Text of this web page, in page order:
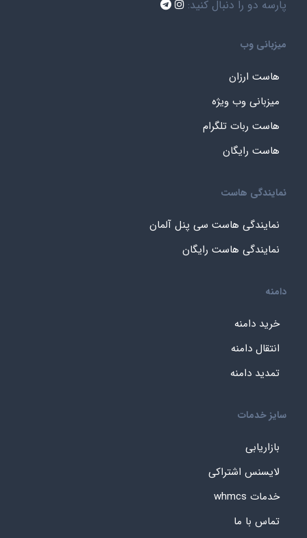
پارسه دو را دنبال کنید:
میزبانی وب
هاست ارزان
میزبانی وب ویژه
هاست ربات تلگرام
هاست رایگان
نمایندگی هاست
نمایندگی هاست سی پنل آلمان
نمایندگی هاست رایگان
دامنه
خرید دامنه
انتقال دامنه
تمدید دامنه
سایز خدمات
بازاریابی
لایسنس اشتراکی
خدمات whmcs
تماس با ما